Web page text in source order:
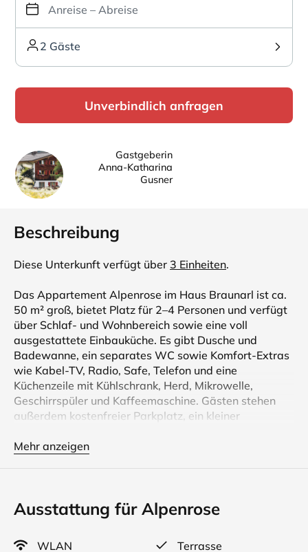
2 Gäste
Unverbindlich anfragen
Gastgeberin
Anna-Katharina
Gusner
Beschreibung
Diese Unterkunft verfügt über 3 Einheiten.
Das Appartement Alpenrose im Haus Braunarl ist ca.
50 m² groß, bietet Platz für 2–4 Personen und verfügt
über Schlaf- und Wohnbereich sowie eine voll
ausgestattete Einbauküche. Es gibt Dusche und
Badewanne, ein separates WC sowie Komfort-Extras
wie Kabel-TV, Radio, Safe, Telefon und eine
Küchenzeile mit Kühlschrank, Herd, Mikrowelle,
Geschirrspüler und Kaffeemaschine. Gästen stehen
außerdem kostenfreier Parkplatz, ein kleiner
zur Verfügung.
Ferienwohnungen bieten Platz für 2 - 6 Personen und
sind komfortabel ausgestattet - perfekt zum
Entspannen nach einem Tag beim Wandern oder
Mehr anzeigen
Ausstattung für Alpenrose
WLAN
Terrasse